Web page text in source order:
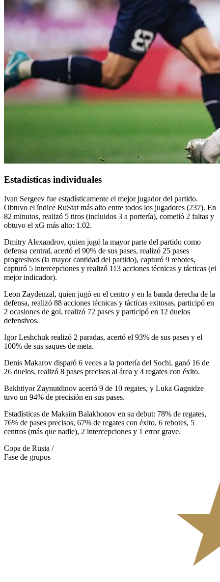
Estadísticas individuales
Ivan Sergeev fue estadísticamente el mejor jugador del partido.
Obtuvo el índice RuStat más alto entre todos los jugadores (237). En
82 minutos, realizó 5 tiros (incluidos 3 a portería), cometió 2 faltas y
obtuvo el xG más alto: 1.02.
Dmitry Alexandrov, quien jugó la mayor parte del partido como
defensa central, acertó el 90% de sus pases, realizó 25 pases
progresivos (la mayor cantidad del partido), capturó 9 rebotes,
capturó 5 intercepciones y realizó 113 acciones técnicas y tácticas (el
mejor indicador).
Leon Zaydenzal, quien jugó en el centro y en la banda derecha de la
defensa, realizó 88 acciones técnicas y tácticas exitosas, participó en
2 ocasiones de gol, realizó 72 pases y participó en 12 duelos
defensivos.
Igor Leshchuk realizó 2 paradas, acertó el 93% de sus pases y el
100% de sus saques de meta.
Denis Makarov disparó 6 veces a la portería del Sochi, ganó 16 de
26 duelos, realizó 8 pases precisos al área y 4 regates con éxito.
Bakhtiyor Zaynutdinov acertó 9 de 10 regates, y Luka Gagnidze
tuvo un 94% de precisión en sus pases.
Estadísticas de Maksim Balakhonov en su debut: 78% de regates,
76% de pases precisos, 67% de regates con éxito, 6 rebotes, 5
centros (más que nadie), 2 intercepciones y 1 error grave.
Copa de Rusia /
Fase de grupos